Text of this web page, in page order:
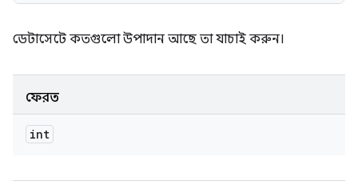
ডেটাসেটে কতগুলো উপাদান আছে তা যাচাই করুন।
ফেরত
int